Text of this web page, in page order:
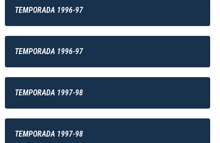
TEMPORADA 1996-97
TEMPORADA 1996-97
TEMPORADA 1997-98
TEMPORADA 1997-98